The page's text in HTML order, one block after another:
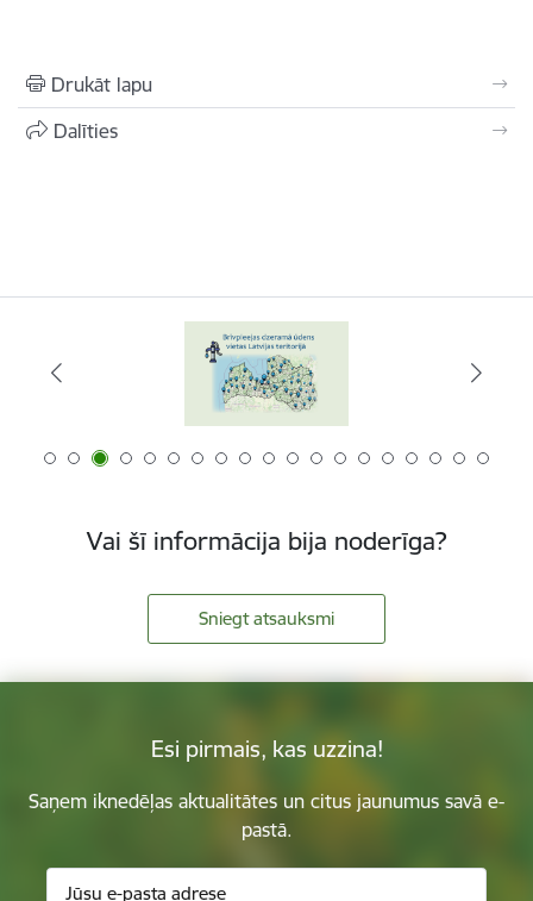
Drukāt lapu
Dalīties
Vai šī informācija bija noderīga?
Sniegt atsauksmi
Esi pirmais, kas uzzina!
Saņem iknedēļas aktualitātes un citus jaunumus savā e-
pastā.